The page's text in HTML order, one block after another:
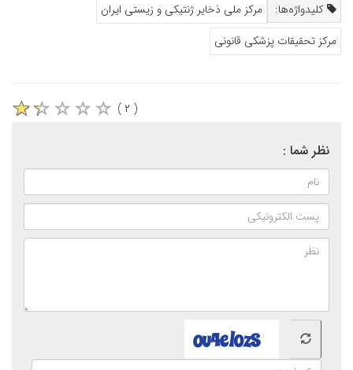
کلیدواژه‌ها:
مرکز ملی ذخایر ژنتیکی و زیستی ایران
مرکز تحقیقات پزشکی قانونی
( ۲ )
نظر شما :